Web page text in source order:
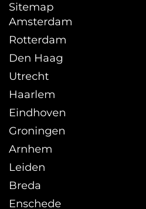
Sitemap
Amsterdam
Rotterdam
Den Haag
Utrecht
Haarlem
Eindhoven
Groningen
Arnhem
Leiden
Breda
Enschede